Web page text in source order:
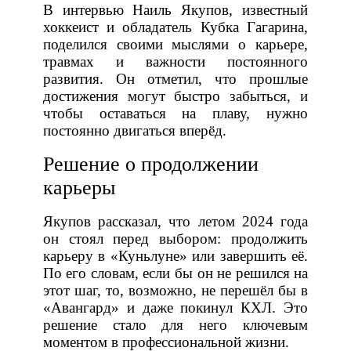
В интервью Наиль Якупов, известный
хоккеист и обладатель Кубка Гагарина,
поделился своими мыслями о карьере,
травмах и важности постоянного
развития. Он отметил, что прошлые
достижения могут быстро забыться, и
чтобы оставаться на плаву, нужно
постоянно двигаться вперёд.
Решение о продолжении
карьеры
Якупов рассказал, что летом 2024 года
он стоял перед выбором: продолжить
карьеру в «Куньлуне» или завершить её.
По его словам, если бы он не решился на
этот шаг, то, возможно, не перешёл бы в
«Авангард» и даже покинул КХЛ. Это
решение стало для него ключевым
моментом в профессиональной жизни.